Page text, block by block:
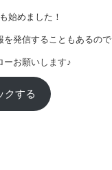
始めました！
を発信することもあるので
ーお願いします♪
クする